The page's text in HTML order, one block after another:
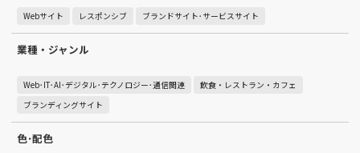
Webサイト レスポンシブ ブランドサイト･サービスサイト
業種・ジャンル
Web･IT･AI･デジタル･テクノロジー･通信関連
飲食・レストラン・カフェ
ブランディングサイト
色･配色